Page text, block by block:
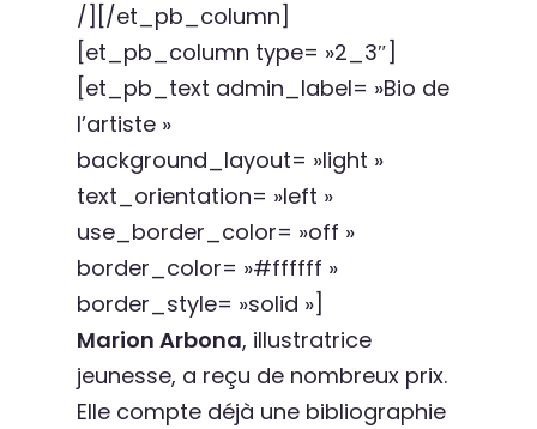
/][/et_pb_column]
[et_pb_column type= »2_3″]
[et_pb_text admin_label= »Bio de
l’artiste »
background_layout= »light »
text_orientation= »left »
use_border_color= »off »
border_color= »#ffffff »
border_style= »solid »]
Marion Arbona, illustratrice
jeunesse, a reçu de nombreux prix.
Elle compte déjà une bibliographie